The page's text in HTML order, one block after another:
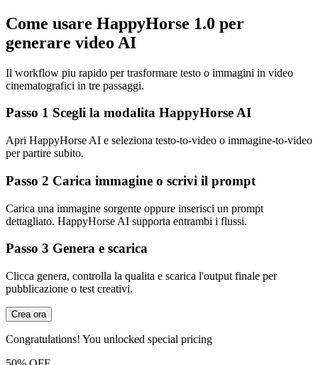
Come usare HappyHorse 1.0 per
generare video AI
Il workflow piu rapido per trasformare testo o immagini in video
cinematografici in tre passaggi.
Passo 1 Scegli la modalita HappyHorse AI
Apri HappyHorse AI e seleziona testo-to-video o immagine-to-video
per partire subito.
Passo 2 Carica immagine o scrivi il prompt
Carica una immagine sorgente oppure inserisci un prompt
dettagliato. HappyHorse AI supporta entrambi i flussi.
Passo 3 Genera e scarica
Clicca genera, controlla la qualita e scarica l'output finale per
pubblicazione o test creativi.
Crea ora
Congratulations! You unlocked special pricing